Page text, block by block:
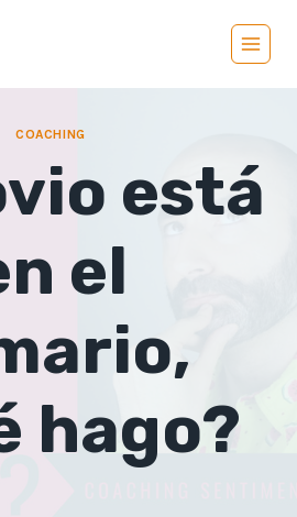
COACHING
está
el
hago?